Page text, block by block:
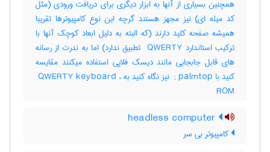
همچنین بسیاری از آنها به ابزار دیگری برای دریافت ورودی (مثل
کد میله ای) نیز مجهز هستند گرچه این نوع کامپیوترها تقریبا
همیشه صفحه کلید دارند (که البته به دلیل ابعاد کوچک آنها با
ترکیب استاندارد ‎ QWERTY تطبیق ندارد) اما به ندرت از رسانه
های قابل جابجایی مانند دیسک فلاپی استفاده میکنند مقایسه
کنید با ‎ ; palmtop نیز نگاه کنید به ‎ QWERTY keyboard ،
‎ ROM
کامپیوتر بی سر